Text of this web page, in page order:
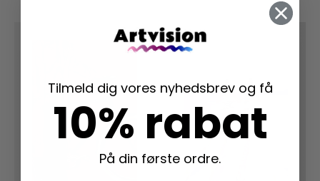
Tilmeld dig vores nyhedsbrev og få
10% rabat
På din første ordre.